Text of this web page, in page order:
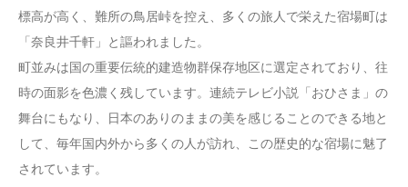
標高が高く、難所の鳥居峠を控え、多くの旅人で栄えた宿場町は
「奈良井千軒」と謳われました。
町並みは国の重要伝統的建造物群保存地区に選定されており、往
時の面影を色濃く残しています。連続テレビ小説「おひさま」の
舞台にもなり、日本のありのままの美を感じることのできる地と
して、毎年国内外から多くの人が訪れ、この歴史的な宿場に魅了
されています。